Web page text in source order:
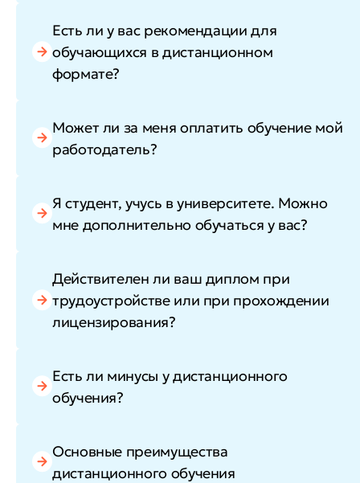
Есть ли у вас рекомендации для
обучающихся в дистанционном
формате?
Может ли за меня оплатить обучение мой
работодатель?
Я студент, учусь в университете. Можно
мне дополнительно обучаться у вас?
Действителен ли ваш диплом при
трудоустройстве или при прохождении
лицензирования?
Есть ли минусы у дистанционного
обучения?
Основные преимущества
дистанционного обучения